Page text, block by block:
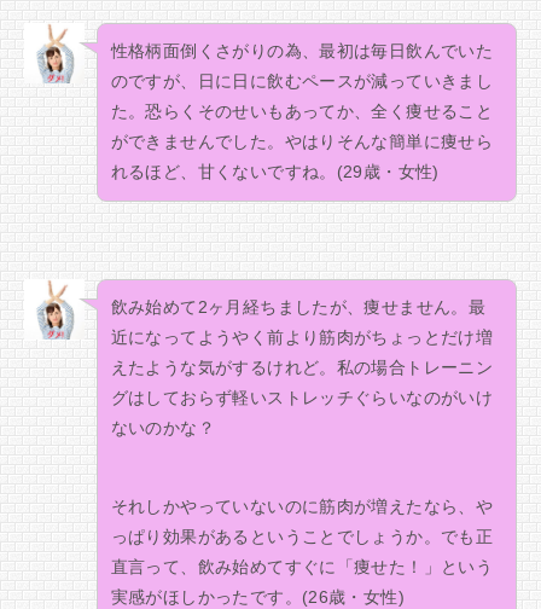
性格柄面倒くさがりの為、最初は毎日飲んでいた
のですが、日に日に飲むペースが減っていきまし
た。恐らくそのせいもあってか、全く痩せること
ができませんでした。やはりそんな簡単に痩せら
れるほど、甘くないですね。(29歳・女性)
飲み始めて2ヶ月経ちましたが、痩せません。最
近になってようやく前より筋肉がちょっとだけ増
えたような気がするけれど。私の場合トレーニン
グはしておらず軽いストレッチぐらいなのがいけ
ないのかな？
それしかやっていないのに筋肉が増えたなら、や
っぱり効果があるということでしょうか。でも正
直言って、飲み始めてすぐに「痩せた！」という
実感がほしかったです。(26歳・女性)